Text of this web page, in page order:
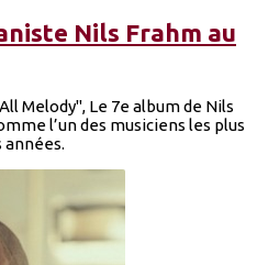
Nils Frahm au
Melody", Le 7e album de Nils
l’un des musiciens les plus
années.